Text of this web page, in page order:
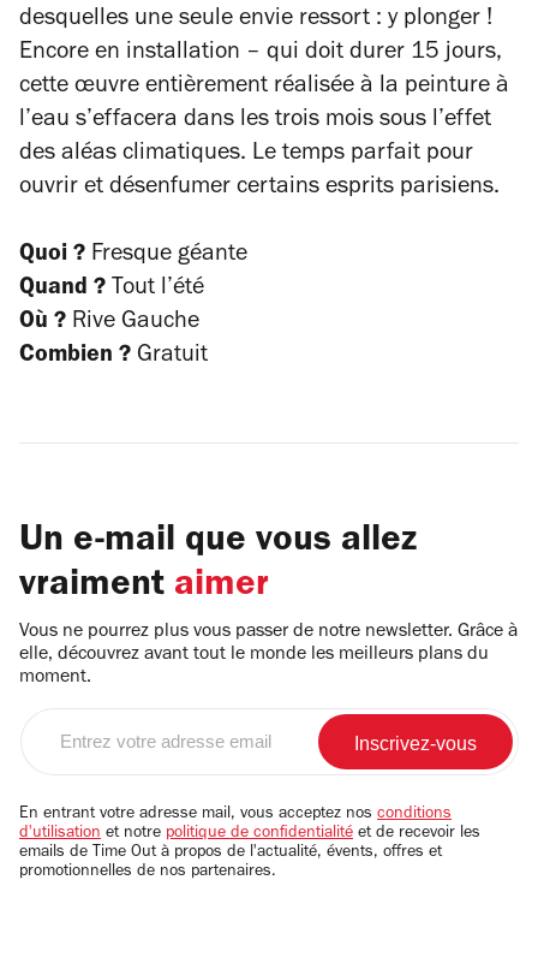
desquelles une seule envie ressort : y plonger !
Encore en installation – qui doit durer 15 jours,
cette œuvre entièrement réalisée à la peinture à
l’eau s’effacera dans les trois mois sous l’effet
des aléas climatiques. Le temps parfait pour
ouvrir et désenfumer certains esprits parisiens.
Quoi ? Fresque géante
Quand ? Tout l’été
Où ? Rive Gauche
Combien ? Gratuit
Un e-mail que vous allez
vraiment aimer
Vous ne pourrez plus vous passer de notre newsletter. Grâce à
elle, découvrez avant tout le monde les meilleurs plans du
moment.
email
En entrant votre adresse mail, vous acceptez nos conditions
d'utilisation et notre politique de confidentialité et de recevoir les
emails de Time Out à propos de l'actualité, évents, offres et
promotionnelles de nos partenaires.